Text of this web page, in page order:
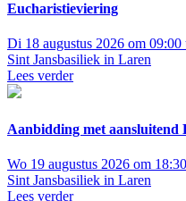
Eucharistieviering
Di 18 augustus 2026 om 09:00
Sint Jansbasiliek in Laren
Lees verder
Aanbidding met aansluitend
Wo 19 augustus 2026 om
Sint Jansbasiliek in Laren
Lees verder